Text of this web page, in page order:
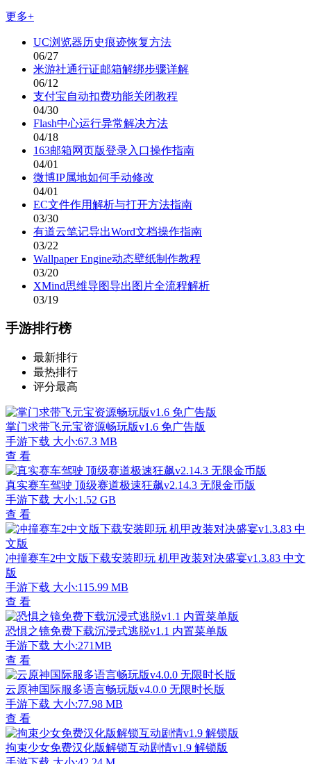
更多+
UC浏览器历史痕迹恢复方法
06/27
米游社通行证邮箱解绑步骤详解
06/12
支付宝自动扣费功能关闭教程
04/30
Flash中心运行异常解决方法
04/18
163邮箱网页版登录入口操作指南
04/01
微博IP属地如何手动修改
04/01
EC文件作用解析与打开方法指南
03/30
有道云笔记导出Word文档操作指南
03/22
Wallpaper Engine动态壁纸制作教程
03/20
XMind思维导图导出图片全流程解析
03/19
手游排行榜
最新排行
最热排行
评分最高
掌门求带飞元宝资源畅玩版v1.6 免广告版
手游下载 大小:67.3 MB
查 看
真实赛车驾驶 顶级赛道极速狂飙v2.14.3 无限金币版
手游下载 大小:1.52 GB
查 看
冲撞赛车2中文版下载安装即玩 机甲改装对决盛宴v1.3.83 中文
版
手游下载 大小:115.99 MB
查 看
恐惧之镜免费下载沉浸式逃脱v1.1 内置菜单版
手游下载 大小:271MB
查 看
云原神国际服多语言畅玩版v4.0.0 无限时长版
手游下载 大小:77.98 MB
查 看
拘束少女免费汉化版解锁互动剧情v1.9 解锁版